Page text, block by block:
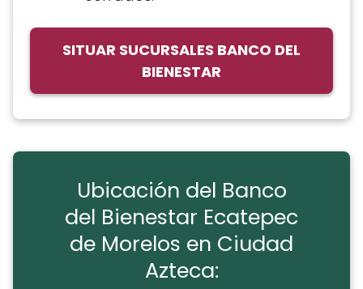
SITUAR SUCURSALES BANCO DEL
BIENESTAR
Ubicación del Banco
del Bienestar Ecatepec
de Morelos en Ciudad
Azteca: